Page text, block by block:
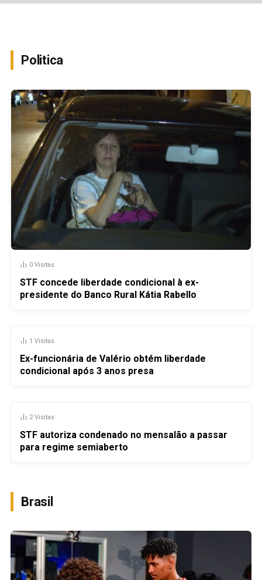
Politica
0 Visitas
STF concede liberdade condicional à ex-
presidente do Banco Rural Kátia Rabello
1 Visitas
Ex-funcionária de Valério obtém liberdade
condicional após 3 anos presa
2Visitas
STF autoriza condenado no mensalão a passar
para regime semiaberto
Brasil